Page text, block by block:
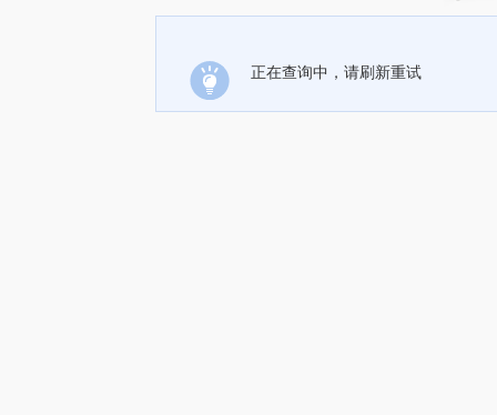
正在查询中，请刷新重试